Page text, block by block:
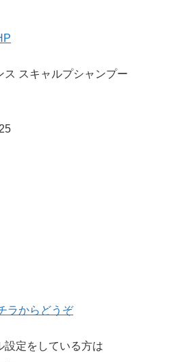
ス スキャルプシャンプー
ラからどうぞ
設定をしている方は